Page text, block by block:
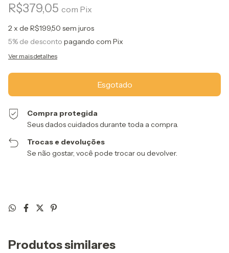
R$379,05 com Pix
2x de R$199,50 sem juros
5% de desconto pagando com Pix
Ver mais detalhes
Compra protegida
Seus dados cuidados durante toda a compra.
Trocas e devoluções
Se não gostar, você pode trocar ou devolver.
Produtos similares